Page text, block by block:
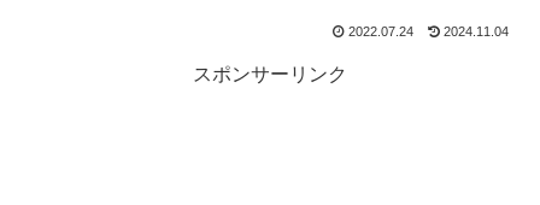
2022.07.24 2024.11.04
スポンサーリンク